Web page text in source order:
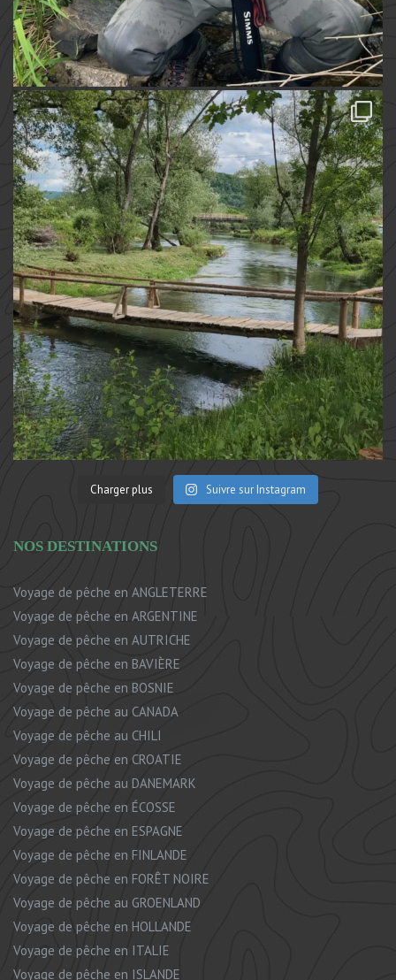
Charger plus Suivre sur Instagram
NOS DESTINATIONS
Voyage de pêche en ANGLETERRE
Voyage de pêche en ARGENTINE
Voyage de pêche en AUTRICHE
Voyage de pêche en BAVIÈRE
Voyage de pêche en BOSNIE
Voyage de pêche au CANADA
Voyage de pêche au CHILI
Voyage de pêche en CROATIE
Voyage de pêche au DANEMARK
Voyage de pêche en ÉCOSSE
Voyage de pêche en ESPAGNE
Voyage de pêche en FINLANDE
Voyage de pêche en FORÊT NOIRE
Voyage de pêche au GROENLAND
Voyage de pêche en HOLLANDE
Voyage de pêche en ITALIE
Voyage de pêche en ISLANDE